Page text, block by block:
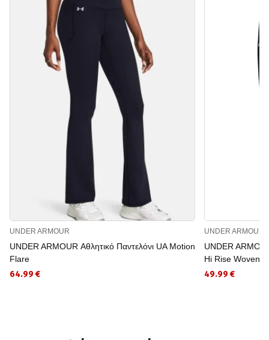
UNDER ARMOUR
UNDER ARMOUR Αθλητικό Παντελόνι UA Motion
Flare
64.99 €
UNDER ARMOUR
UNDER
Hi Rise Woven
49.99 €